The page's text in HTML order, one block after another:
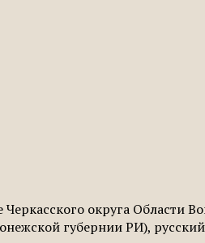
округа Области
губернии РИ),